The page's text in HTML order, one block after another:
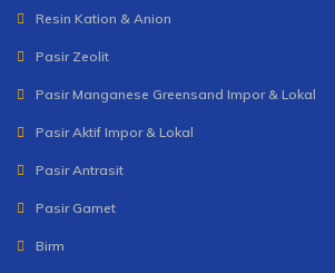
Resin Kation & Anion
Pasir Zeolit
Pasir Manganese Greensand Impor & Lokal
Pasir Aktif Impor & Lokal
Pasir Antrasit
Pasir Garnet
Birm